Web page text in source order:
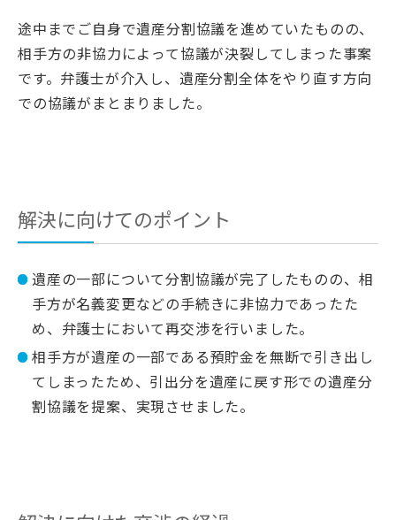
途中までご自身で遺産分割協議を進めていたものの、
相手方の非協力によって協議が決裂してしまった事案
です。弁護士が介入し、遺産分割全体をやり直す方向
での協議がまとまりました。
解決に向けてのポイント
遺産の一部について分割協議が完了したものの、相
手方が名義変更などの手続きに非協力であったた
め、弁護士において再交渉を行いました。
相手方が遺産の一部である預貯金を無断で引き出し
てしまったため、引出分を遺産に戻す形での遺産分
割協議を提案、実現させました。